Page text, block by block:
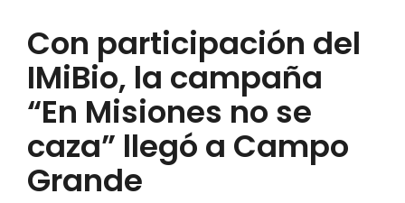
FORTALECIMIENTO DE RECURSOS
ALIMENTICIOS
BIODIVERSIDAD Y ALIMENTACIÓN
INVENTARIO DE LA BIODIVERSIDAD MISIONERA
Con participación del
IMiBio, la campaña
“En Misiones no se
caza” llegó a Campo
Grande